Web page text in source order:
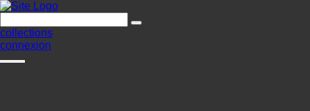
collections
connexion